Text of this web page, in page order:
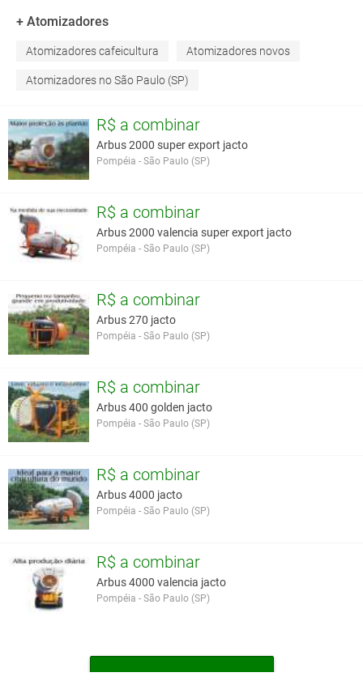
Dimensões
Largura - 1,10m
Nº de bicos - 16
Tipo de bicos - JA-2
Ramal de bicos - em latão
Bomba
Modelo - JP-75
Capacidade de recalque a 540 rpm - 75l /min
Agitador da calda - Por retorno hidráulico
Diâmetro do ventilador - 725mm
este anúncio é contra a política de Agroads?
+ Atomizadores
Atomizadores cafeicultura Atomizadores novos
Atomizadores no São Paulo (SP)
R$ a combinar
Arbus 2000 super export jacto
Pompéia - São Paulo (SP)
R$ a combinar
Arbus 2000 valencia super export jacto
Pompéia - São Paulo (SP)
R$ a combinar
Arbus 270 jacto
Pompéia - São Paulo (SP)
R$ a combinar
Arbus 400 golden jacto
Pompéia - São Paulo (SP)
R$ a combinar
Arbus 4000 jacto
Pompéia - São Paulo (SP)
R$ a combinar
Arbus 4000 valencia jacto
Pompéia - São Paulo (SP)